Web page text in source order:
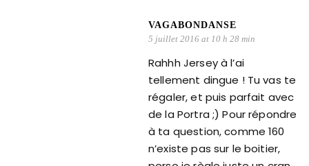
VAGABONDANSE
5 juillet 2016 at 10 h 28 min
Rahhh Jersey à l’ai
tellement dingue ! Tu vas te
régaler, et puis parfait avec
de la Portra ;) Pour répondre
à ta question, comme 160
n’existe pas sur le boitier,